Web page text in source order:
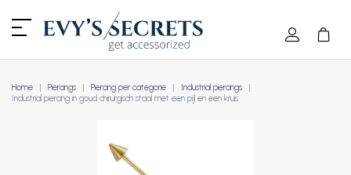
Home Piercings Piercing per categorie
Industrial piercings
Industrial piercing in goud chirurgisch staal met een pijl en een kruis